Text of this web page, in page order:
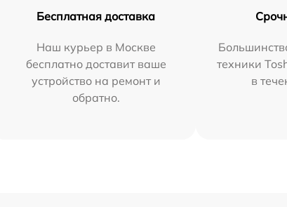
Бесплатная доставка
Наш курьер в Москве
бесплатно доставит ваше
устройство на ремонт и
обратно.
техники
в